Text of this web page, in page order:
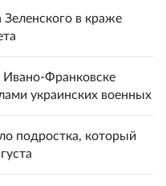
в краже
Франковске
украинских военных
подростка, который